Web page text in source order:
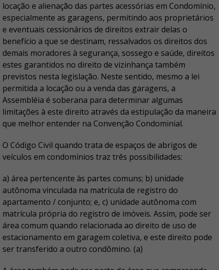
locação e alienação das partes acessórias em Condomínio,
especialmente as garagens, permitindo aos proprietários
e eventuais cessionários de direitos extrair delas o
benefício a que se destinam, ressalvados os direitos dos
demais moradores à segurança, sossego e saúde, direitos
estes garantidos no direito de vizinhança também
previstos nesta legislação. Neste sentido, mesmo a lei
permitida a locação ou a venda das garagens, a
Assembléia é soberana para determinar algumas
limitações à este direito através da estipulação da maneira
que melhor entender na Convenção Condominial.
O Código Civil quando trata de espaços de abrigos de
veículos em condomínios traz três possibilidades:
a) área pertencente às partes comuns; b) unidade
autônoma vinculada na matrícula de registro do
apartamento / conjunto; e, c) unidade autônoma com
matrícula própria do registro de imóveis. Assim, pode ser
área comum quando relacionada ao direito de uso de
estacionamento em garagem coletiva, e este direito pode
ser transferido a outro condômino. (a)